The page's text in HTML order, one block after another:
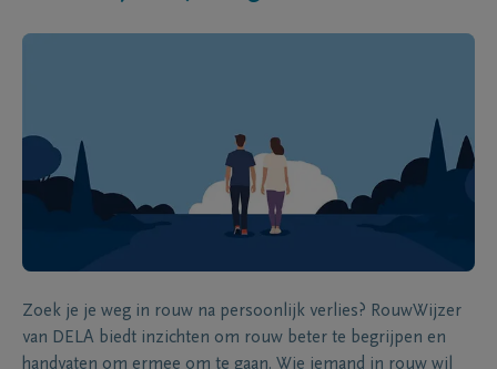
Zoek je je weg in rouw na persoonlijk verlies? RouwWijzer
van DELA biedt inzichten om rouw beter te begrijpen en
handvaten om ermee om te gaan. Wie iemand in rouw wil